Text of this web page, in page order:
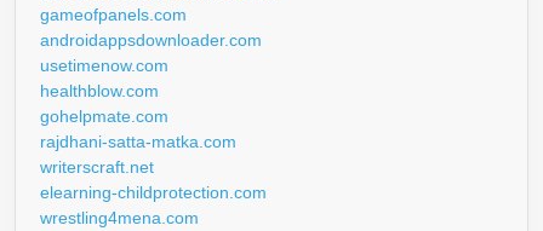
gameofpanels.com
androidappsdownloader.com
usetimenow.com
healthblow.com
gohelpmate.com
rajdhani-satta-matka.com
writerscraft.net
elearning-childprotection.com
wrestling4mena.com